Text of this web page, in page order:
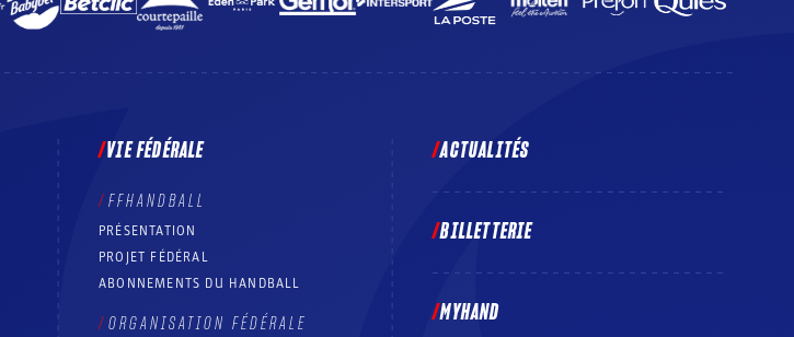
VIE FÉDÉRALE
FFHANDBALL
PRÉSENTATION
PROJET FÉDÉRAL
ABONNEMENTS DU HANDBALL
ORGANISATION FÉDÉRALE
ACTUALITÉS
BILLETTERIE
MYHAND